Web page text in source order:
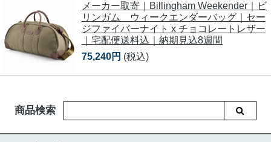
メーカー取寄｜Billingham Weekender｜ビ
リンガム ウィークエンダーバッグ｜セー
ジファイバーナイト x チョコレートレザー
｜宅配便送料込｜納期見込8週間
75,240円 (税込)
商品検索